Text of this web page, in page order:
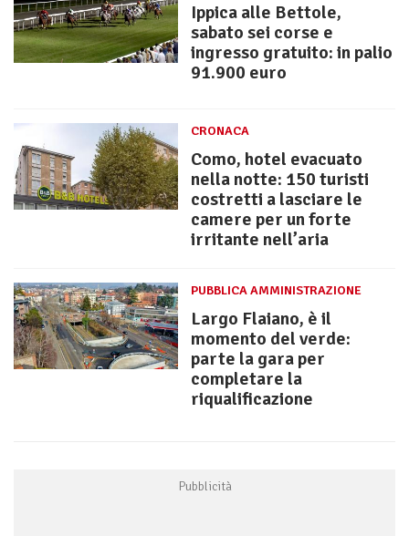
Ippica alle Bettole,
sabato sei corse e
ingresso gratuito: in palio
91.900 euro
CRONACA
Como, hotel evacuato
nella notte: 150 turisti
costretti a lasciare le
camere per un forte
irritante nell’aria
PUBBLICA AMMINISTRAZIONE
Largo Flaiano, è il
momento del verde:
parte la gara per
completare la
riqualificazione